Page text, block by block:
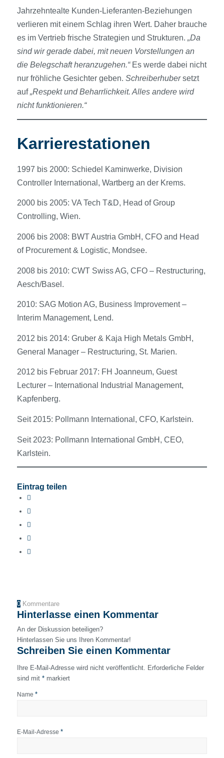
Jahrzehntealte Kunden-Lieferanten-Beziehungen
verlieren mit einem Schlag ihren Wert. Daher brauche
es im Vertrieb frische Strategien und Strukturen. „Da
sind wir gerade dabei, mit neuen Vorstellungen an
die Belegschaft heranzugehen.“Es werde dabei nicht
nur fröhliche Gesichter geben. Schreiberhubersetzt
auf„Respekt und Beharrlichkeit. Alles andere wird
nicht funktionieren.“
Karrierestationen
1997 bis 2000: Schiedel Kaminwerke, Division
Controller International, Wartberg an der Krems.
2000 bis 2005: VA Tech T&D, Head of Group
Controlling, Wien.
2006 bis 2008: BWT Austria GmbH, CFO and Head
of Procurement & Logistic, Mondsee.
2008 bis 2010: CWT Swiss AG, CFO – Restructuring,
Aesch/Basel.
2010: SAG Motion AG, Business Improvement –
Interim Management, Lend.
2012 bis 2014: Gruber & Kaja High Metals GmbH,
General Manager – Restructuring, St. Marien.
2012 bis Februar 2017: FH Joanneum, Guest
Lecturer – International Industrial Management,
Kapfenberg.
Seit 2015: Pollmann International, CFO, Karlstein.
Seit 2023: Pollmann International GmbH, CEO,
Karlstein.
Eintrag teilen
0 Kommentare
Hinterlasse einen Kommentar
An der Diskussion beteiligen?
Hinterlassen Sie uns Ihren Kommentar!
Schreiben Sie einen Kommentar
Ihre E-Mail-Adresse wird nicht veröffentlicht. Erforderliche Felder
sind mit *markiert
Name *
E-Mail-Adresse *